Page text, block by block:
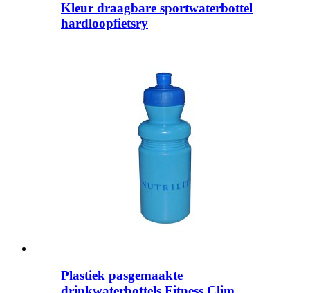
Kleur draagbare sportwaterbottel
hardloopfietsry
Plastiek pasgemaakte